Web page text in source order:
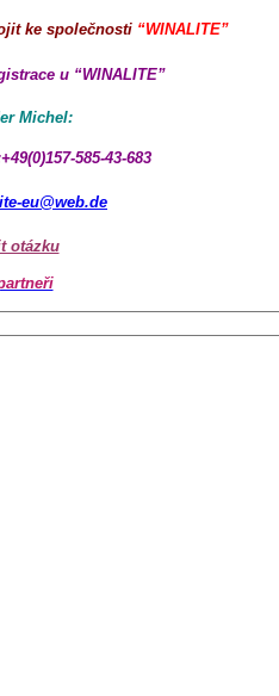
ke společnosti “WINALITE”
u “WINALITE”
Michel:
585-43-683
eu@web.de
otázku